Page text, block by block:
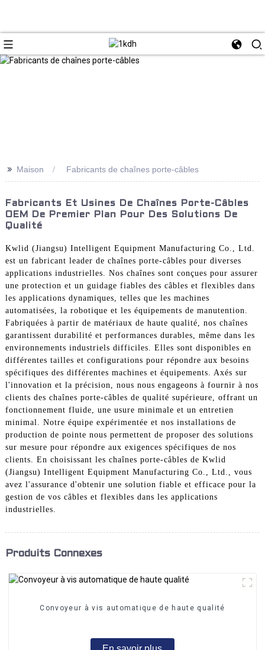
>> Maison Fabricants de chaînes porte-câbles
Fabricants Et Usines De Chaînes Porte-Câbles
OEM De Premier Plan Pour Des Solutions De
Qualité
Kwlid (Jiangsu) Intelligent Equipment Manufacturing Co., Ltd.
est un fabricant leader de chaînes porte-câbles pour diverses
applications industrielles. Nos chaînes sont conçues pour assurer
une protection et un guidage fiables des câbles et flexibles dans
les applications dynamiques, telles que les machines
automatisées, la robotique et les équipements de manutention.
Fabriquées à partir de matériaux de haute qualité, nos chaînes
garantissent durabilité et performances durables, même dans les
environnements industriels difficiles. Elles sont disponibles en
différentes tailles et configurations pour répondre aux besoins
spécifiques des différentes machines et équipements. Axés sur
l'innovation et la précision, nous nous engageons à fournir à nos
clients des chaînes porte-câbles de qualité supérieure, offrant un
fonctionnement fluide, une usure minimale et un entretien
minimal. Notre équipe expérimentée et nos installations de
production de pointe nous permettent de proposer des solutions
sur mesure pour répondre aux exigences spécifiques de nos
clients. En choisissant les chaînes porte-câbles de Kwlid
(Jiangsu) Intelligent Equipment Manufacturing Co., Ltd., vous
avez l'assurance d'obtenir une solution fiable et efficace pour la
gestion de vos câbles et flexibles dans les applications
industrielles.
Produits Connexes
Convoyeur à vis automatique de haute qualité